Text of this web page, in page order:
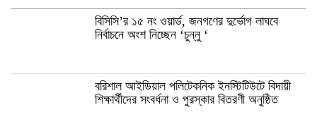
বিসিসি’র ১৫ নং ওয়ার্ড, জনগণের দুর্ভোগ লাঘবে
নির্বাচনে অংশ নিচ্ছেন ‘চুন্নু ‘
বরিশাল আইডিয়াল পলিটেকনিক ইনস্টিটিউটে বিদায়ী
শিক্ষার্থীদের সংবর্ধনা ও পুরস্কার বিতরণী অনুষ্ঠিত